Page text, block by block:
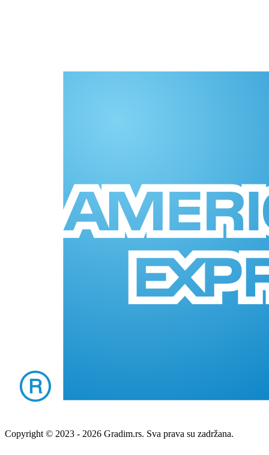
Copyright © 2023 - 2026 Gradim.rs. Sva prava su zadržana.